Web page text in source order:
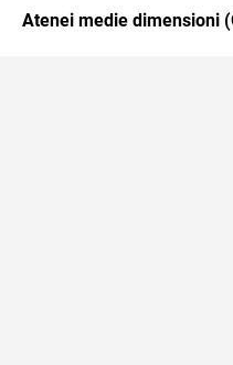
Atenei medie dimensioni